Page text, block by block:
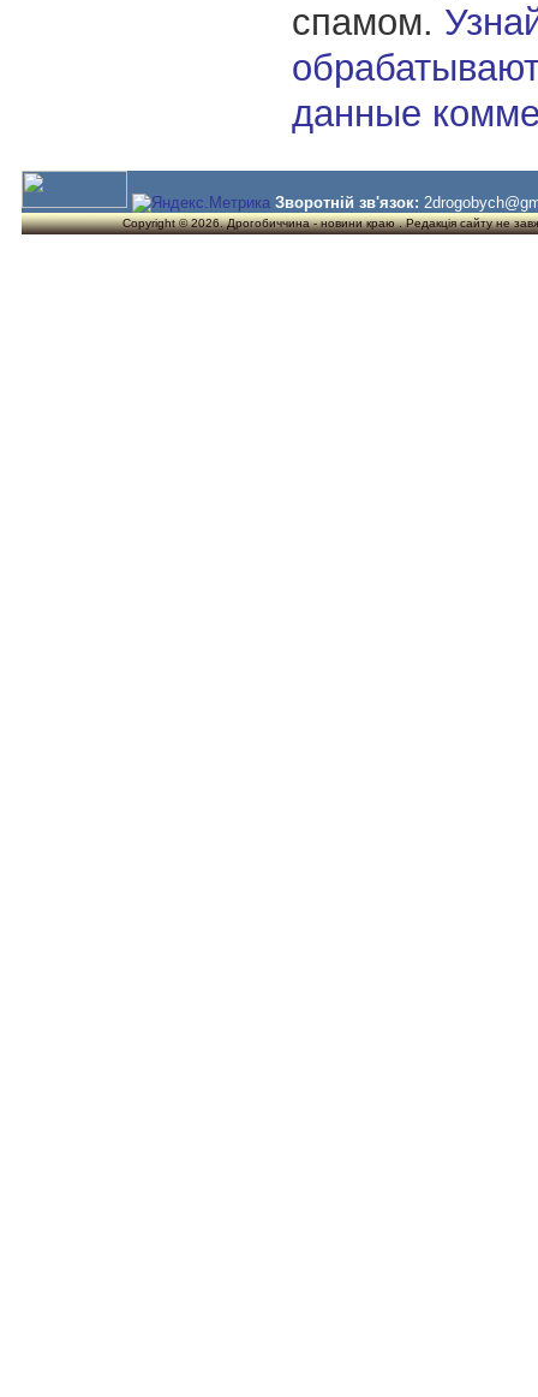
спамом.
данные
Зворотній зв'язок:
Copyright © 2026. Дрогобиччина - новини краю . Редакція сайту не